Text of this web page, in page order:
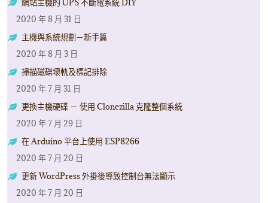
網站主機的 UPS 不斷電系統 DIY
2020 年 8 月 31 日
主機與系統規劃－新手篇
2020 年 8 月 3 日
掃描磁碟壞軌及標記排除
2020 年 7 月 31 日
更換主機硬碟 － 使用 Clonezilla 克隆整個系統
2020 年 7 月 29 日
在 Arduino 平台上使用 ESP8266
2020 年 7 月 20 日
更新 WordPress 外掛後導致控制台無法顯示
2020 年 7 月 20 日